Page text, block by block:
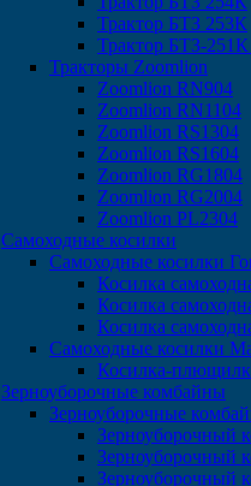
Трактор БТЗ 253К
Трактор БТЗ-
Тракторы Zoomlion
Zoomlion RN904
Zoomlion RN1104
Zoomlion RS1304
Zoomlion RS1604
Zoomlion RG1804
Zoomlion RG2004
Zoomlion PL2304
Самоходные косилки
Самоходные косилки
Косилка
Косилка
Косилка
Самоходные косилки
Косилка-
Зерноуборочные комбайны
Зерноуборочные
Зерноуборочный
Зерноуборочный
Зерноуборочный